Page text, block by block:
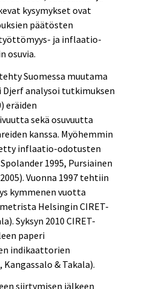
kysymykset ovat
päätösten
ja inflaatio-
osuvia.
Suomessa muutama
analysoi tutkimuksen
eräiden
sekä osuvuutta
kanssa. Myöhemmin
inflaatio-odotusten
1995, Pursiainen
Vuonna 1997 tehtiin
kymmenen vuotta
Helsingin CIRET-
Syksyn 2010 CIRET-
paperi
indikaattorien
& Takala).
siirtymisen jälkeen